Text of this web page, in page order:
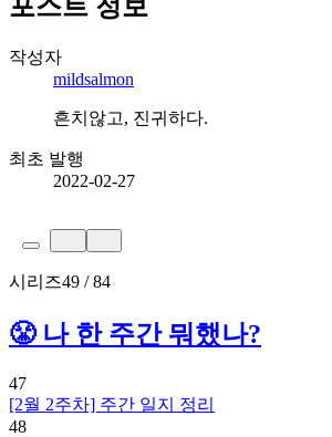
포스트 정보
작성자
mildsalmon
흔치않고, 진귀하다.
최초 발행
2022-02-27
시리즈49 / 84
😤 나 한 주간 뭐했나?
47
[2월 2주차] 주간 일지 정리
48